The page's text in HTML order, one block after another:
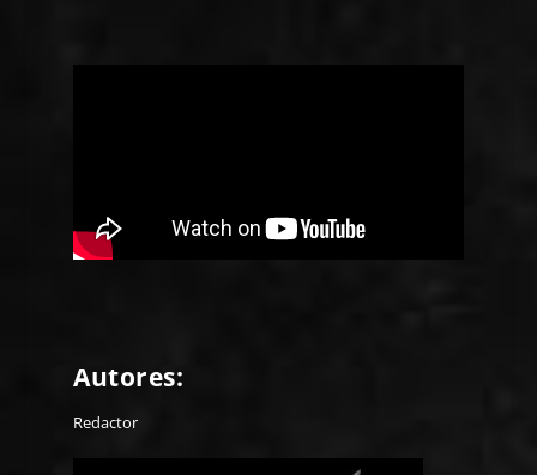
Autores:
Redactor